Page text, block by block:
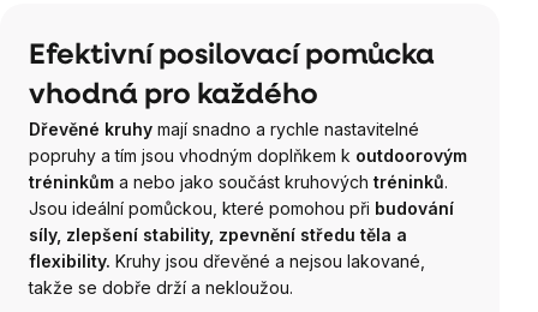
Efektivní posilovací pomůcka
vhodná pro každého
Dřevěné kruhy mají snadno a rychle nastavitelné
popruhy a tím jsou vhodným doplňkem k outdoorovým
tréninkům a nebo jako součást kruhových tréninků.
Jsou ideální pomůckou, které pomohou při budování
síly, zlepšení stability, zpevnění středu těla a
flexibility. Kruhy jsou dřevěné a nejsou lakované,
takže se dobře drží a nekloužou.